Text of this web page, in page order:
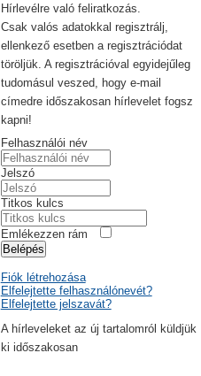
Hírlevélre való feliratkozás.
Csak valós adatokkal regisztrálj,
ellenkező esetben a regisztrációdat
töröljük. A regisztrációval egyidejűleg
tudomásul veszed, hogy e-mail
címedre időszakosan hírlevelet fogsz
kapni!
Felhasználói név
Jelszó
Titkos kulcs
Emlékezzen rám
Belépés
Fiók létrehozása
Elfelejtette felhasználónevét?
Elfelejtette jelszavát?
A hírleveleket az új tartalomról küldjük
ki időszakosan